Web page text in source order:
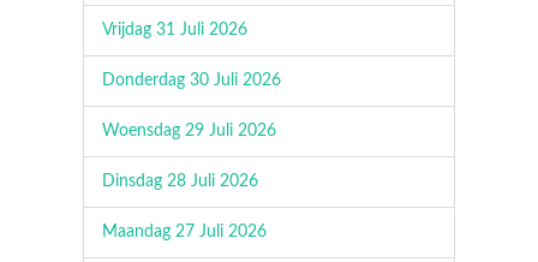
Vrijdag 31 Juli 2026
Donderdag 30 Juli 2026
Woensdag 29 Juli 2026
Dinsdag 28 Juli 2026
Maandag 27 Juli 2026